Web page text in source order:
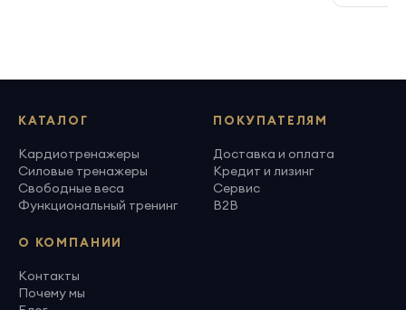
КАТАЛОГ
Кардиотренажеры
Силовые тренажеры
Свободные веса
Функциональный тренинг
ПОКУПАТЕЛЯМ
Доставка и оплата
Кредит и лизинг
Сервис
B2B
О КОМПАНИИ
Контакты
Почему мы